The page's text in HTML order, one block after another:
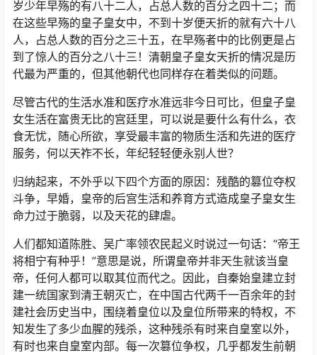
岁少年早殇的有八十二人，占总人数的百分之四十二；而
在这些早殇的皇子皇女中，不到十岁便天折的就有六十八
人，占总人数的百分之三十五，在早殇者中的比例更是占
到了惊人的百分之八十三！清朝皇子皇女天折的情况是历
代最为严重的，但其他朝代也同样存在着类似的问题。
尽管古代的生活水准和医疗水准远非今日可比，但皇子皇
女生活在富贵无比的宫廷里，可以说是要什么有什么，衣
食无忧，随心所欲，享受最丰富的物质生活和先进的医疗
服务，何以天祚不长，年纪轻轻便永别人世？
归纳起来，不外乎以下四个方面的原因：残酷的篡位夺权
斗争，早婚，皇帝的后宫生活和养育方式造成皇子皇女生
命力过于脆弱，以及天花的肆虐。
人们都知道陈胜、吴广率领农民起义时说过一句话：“帝王
将相宁有种乎！”意思是说，所谓皇帝并非天生就该当皇
帝，任何人都可以取其位而代之。因此，自秦始皇建立封
建一统国家到清王朝灭亡，在中国古代两千一百余年的封
建社会历史当中，围绕着皇位以及皇位所带来的特权，不
知发生了多少血腥的残杀，这种残杀有时来自皇室以外，
有时也来自皇室内部。每一次篡位争权，几乎都发生前朝